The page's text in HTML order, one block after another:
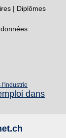
| Diplômes
l'industrie
dans